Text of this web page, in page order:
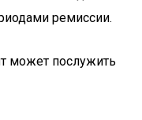
ремиссии.
может послужить